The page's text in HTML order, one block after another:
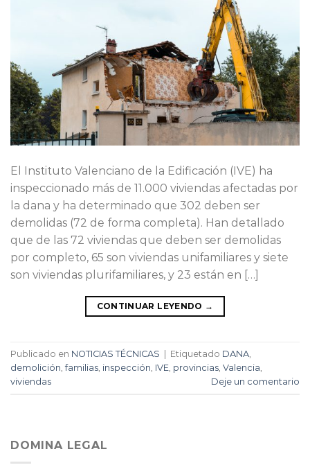
El Instituto Valenciano de la Edificación (IVE) ha
inspeccionado más de 11.000 viviendas afectadas por
la dana y ha determinado que 302 deben ser
demolidas (72 de forma completa). Han detallado
que de las 72 viviendas que deben ser demolidas
por completo, 65 son viviendas unifamiliares y siete
son viviendas plurifamiliares, y 23 están en […]
CONTINUAR LEYENDO →
Publicado en NOTICIAS TÉCNICAS | Etiquetado DANA
demolición ,familias inspección IVE provincias Valencia
viviendas
Deje un comentario
DOMINA LEGAL